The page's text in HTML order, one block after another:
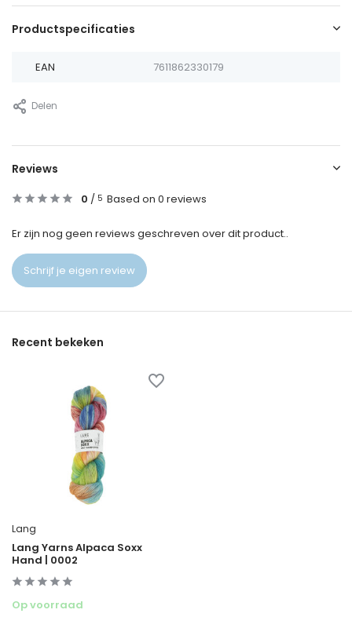
Productspecificaties
EAN 7611862330179
Delen
Reviews
0 / 5 Based on 0 reviews
Er zijn nog geen reviews geschreven over dit product..
Schrijf je eigen review
Recent bekeken
Lang
Lang Yarns Alpaca Soxx
Hand | 0002
Op voorraad